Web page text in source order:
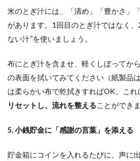
米のとぎ汁には、「清め」「豊かさ」
があります。1回目のとぎ汁ではなく
ない汁”を使いましょう。
布にとぎ汁を含ませ、軽くしぼってか
の表面を拭いてみてください（紙製品
は柔らかい布で乾拭きすればOK。これ
リセットし、流れを整えることができま
5. 小銭貯金に「感謝の言葉」を添える
貯金箱にコインを入れるたびに、声に